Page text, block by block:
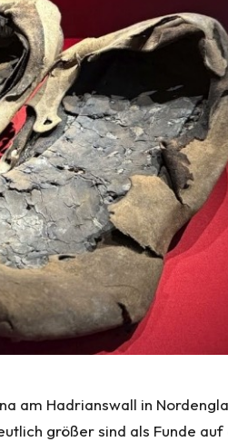
am Hadrianswall in
größer sind als Funde auf